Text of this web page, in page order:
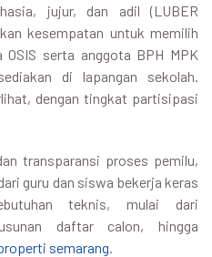
jujur, dan adil (LUBER
kesempatan untuk memilih
serta anggota BPH MPK
di lapangan sekolah.
dengan tingkat partisipasi
transparansi proses pemilu,
guru dan siswa bekerja keras
teknis, mulai dari
daftar calon, hingga
semarang.